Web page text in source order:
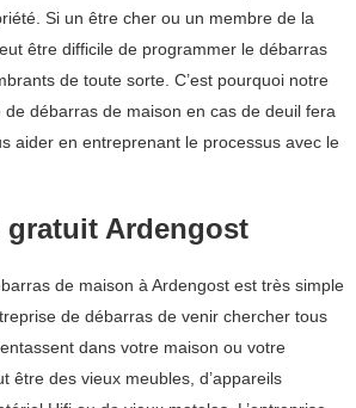
Si un être cher ou un membre de la
être difficile de programmer le débarras
de toute sorte. C’est pourquoi notre
débarras de maison en cas de deuil fera
aider en entreprenant le processus avec le
gratuit Ardengost
de maison à Ardengost est très simple
de débarras de venir chercher tous
dans votre maison ou votre
être des vieux meubles, d’appareils